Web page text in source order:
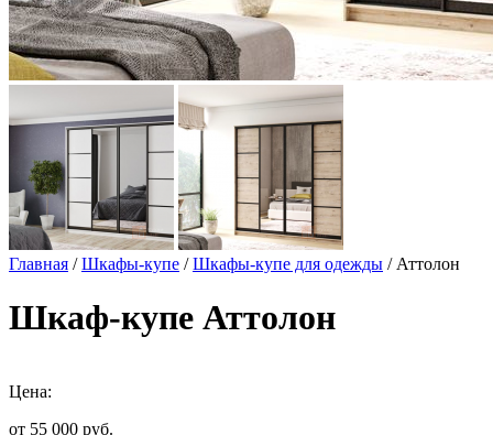
Главная /Шкафы-купе /Шкафы-купе для одежды / Аттолон
Шкаф-купе Аттолон
Цена:
от 55 000 руб.